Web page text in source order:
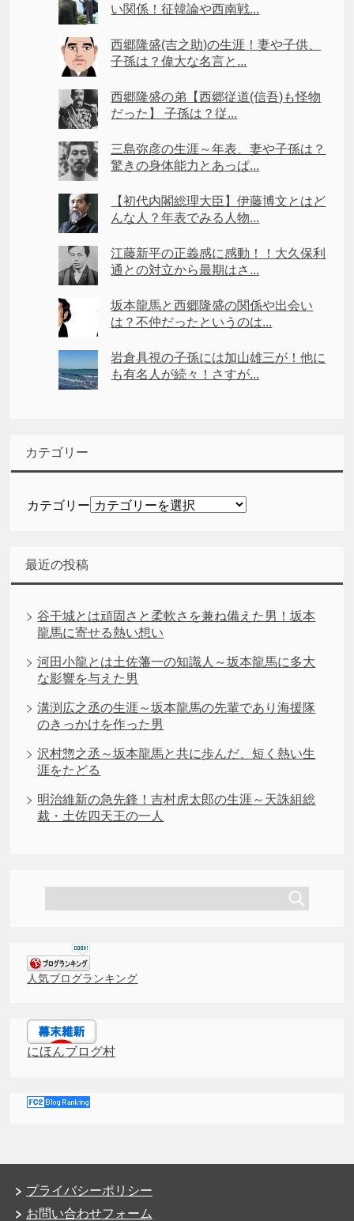
い関係！征韓論や西南戦...
西郷隆盛(吉之助)の生涯！妻や子供、
子孫は？偉大な名言と...
西郷隆盛の弟【西郷従道(信吾)も怪物
だった】 子孫は？従...
三島弥彦の生涯～年表、妻や子孫は？
驚きの身体能力とあっぱ...
【初代内閣総理大臣】伊藤博文とはど
んな人？年表でみる人物...
江藤新平の正義感に感動！！大久保利
通との対立から最期はさ...
坂本龍馬と西郷隆盛の関係や出会い
は？不仲だったというのは...
岩倉具視の子孫には加山雄三が！他に
も有名人が続々！さすが...
カテゴリー
カテゴリー
最近の投稿
谷干城とは頑固さと柔軟さを兼ね備えた男！坂本
龍馬に寄せる熱い想い
河田小龍とは土佐藩一の知識人～坂本龍馬に多大
な影響を与えた男
溝渕広之丞の生涯～坂本龍馬の先輩であり海援隊
のきっかけを作った男
沢村惣之丞～坂本龍馬と共に歩んだ、短く熱い生
涯をたどる
明治維新の急先鋒！吉村虎太郎の生涯～天誅組総
裁・土佐四天王の一人
人気ブログランキング
にほんブログ村
プライバシーポリシー
お問い合わせフォーム